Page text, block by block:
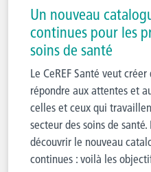
Un nouveau
continues pour les
soins de santé
Le CeREF Santé veut
répondre aux attentes et
celles et ceux qui
secteur des soins de
découvrir le nouveau
continues : voilà les